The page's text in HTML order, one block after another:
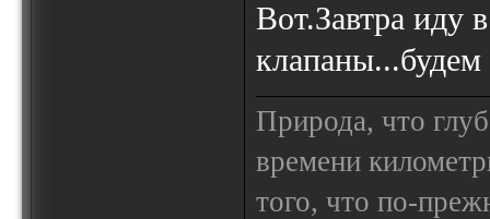
Вот.Завтра иду
клапаны...будем
Природа, что
времени
того, что по-